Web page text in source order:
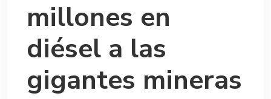
millones en
diésel a las
gigantes mineras